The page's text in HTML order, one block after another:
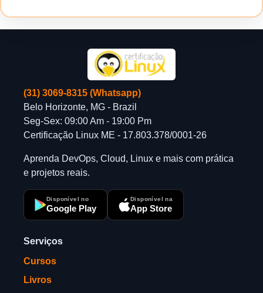
(31) 3069-8315 (Whatsapp)
Belo Horizonte, MG - Brazil
Seg-Sex: 09:00 Am - 19:00 Pm
Certificação Linux ME - 17.803.378/0001-26
Aprenda DevOps, Cloud, Linux e mais com prática
e projetos reais.
Disponível no
Google Play
Disponível na
App Store
Serviços
Cursos
Livros